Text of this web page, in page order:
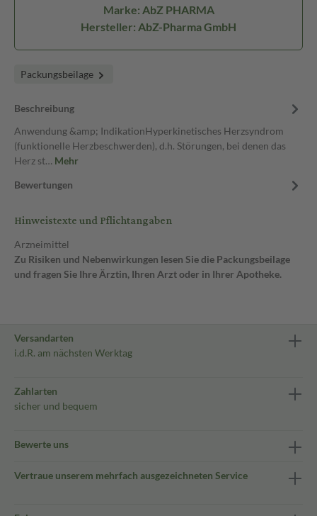
Marke: AbZ PHARMA
Hersteller: AbZ-Pharma GmbH
Packungsbeilage
Beschreibung
Anwendung &amp; IndikationHyperkinetisches Herzsyndrom
(funktionelle Herzbeschwerden), d.h. Störungen, bei denen das
Herz st… Mehr
Bewertungen
Hinweistexte und Pflichtangaben
Arzneimittel
Zu Risiken und Nebenwirkungen lesen Sie die Packungsbeilage
und fragen Sie Ihre Ärztin, Ihren Arzt oder in Ihrer Apotheke.
Versandarten
i.d.R. am nächsten Werktag
Zahlarten
sicher und bequem
Bewerte uns
Vertraue unserem mehrfach ausgezeichneten Service